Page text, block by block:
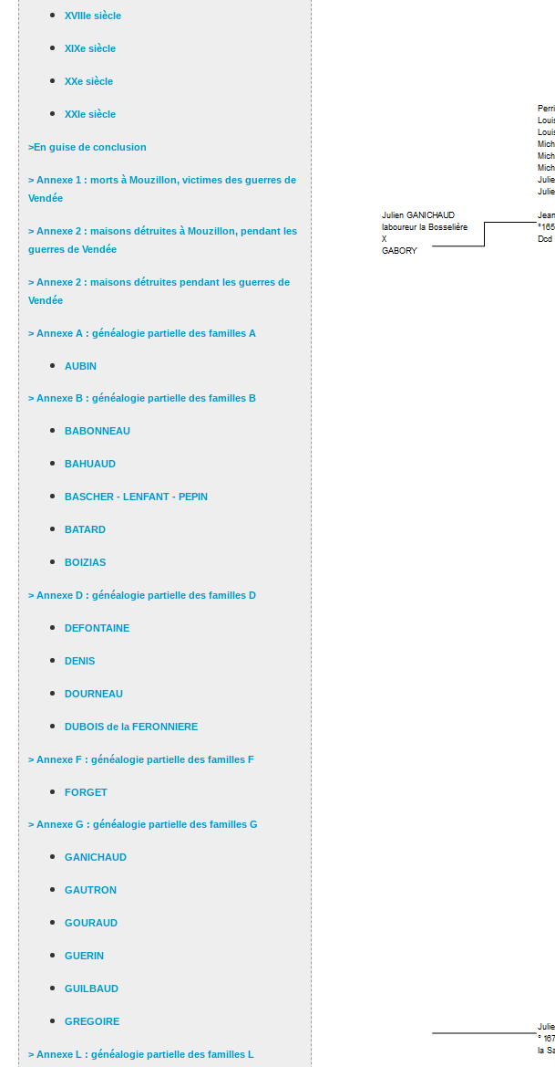
XVIIIe siècle
XIXe siècle
XXe siècle
XXIe siècle
>En guise de conclusion
> Annexe 1 : morts à Mouzillon, victimes des guerres de
Vendée
> Annexe 2 : maisons détruites à Mouzillon, pendant les
guerres de Vendée
> Annexe 2 : maisons détruites pendant les guerres de
Vendée
> Annexe A : généalogie partielle des familles A
AUBIN
> Annexe B : généalogie partielle des familles B
BABONNEAU
BAHUAUD
BASCHER - LENFANT - PEPIN
BATARD
BOIZIAS
> Annexe D : généalogie partielle des familles D
DEFONTAINE
DENIS
DOURNEAU
DUBOIS de la FERONNIERE
> Annexe F : généalogie partielle des familles F
FORGET
> Annexe G : généalogie partielle des familles G
GANICHAUD
GAUTRON
GOURAUD
GUERIN
GUILBAUD
GREGOIRE
> Annexe L : généalogie partielle des familles L